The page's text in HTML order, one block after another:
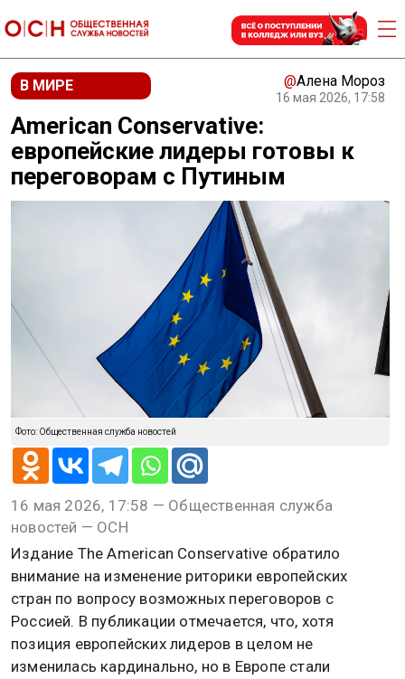
В МИРЕ @Алена Мороз
16 мая 2026, 17:58
American Conservative:
европейские лидеры готовы к
переговорам с Путиным
Фото: Общественная служба новостей
16 мая 2026, 17:58 — Общественная служба
новостей — ОСН
Издание The American Conservative обратило
внимание на изменение риторики европейских
стран по вопросу возможных переговоров с
Россией. В публикации отмечается, что, хотя
позиция европейских лидеров в целом не
изменилась кардинально, но в Европе стали